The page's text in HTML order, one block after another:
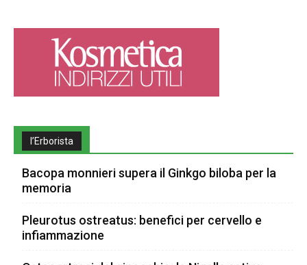
l’Erborista
Bacopa monnieri supera il Ginkgo biloba per la
memoria
Pleurotus ostreatus: benefici per cervello e
infiammazione